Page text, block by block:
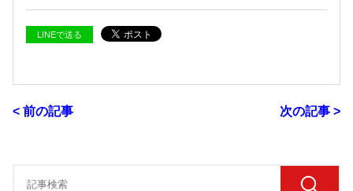
LINEで送る
< 前の記事 次の記事 >